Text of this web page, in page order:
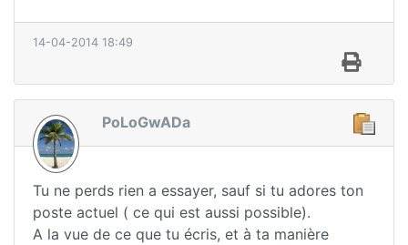
14-04-2014 18:49
PoLoGwADa
Tu ne perds rien a essayer, sauf si tu adores ton
poste actuel ( ce qui est aussi possible).
A la vue de ce que tu écris, et à ta manière